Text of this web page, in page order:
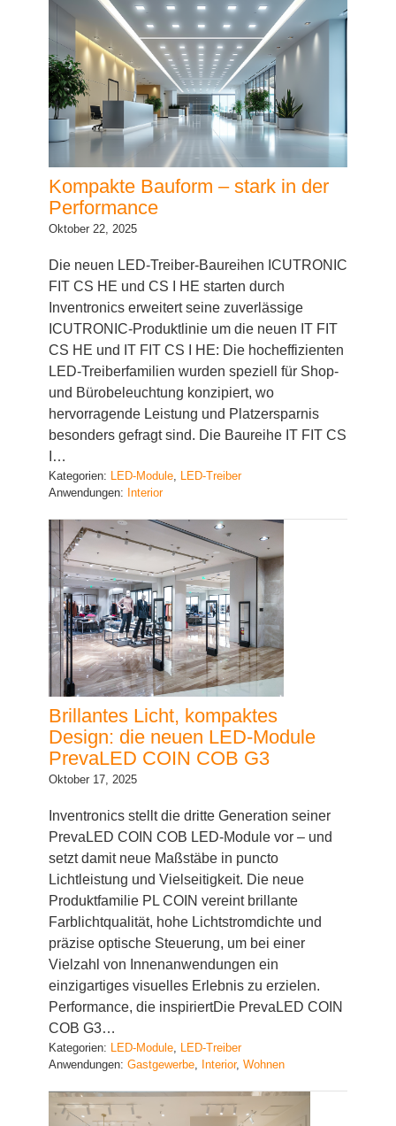
Kompakte Bauform – stark in der
Performance
Oktober 22, 2025
Die neuen LED-Treiber-Baureihen ICUTRONIC
FIT CS HE und CS I HE starten durch
Inventronics erweitert seine zuverlässige
ICUTRONIC-Produktlinie um die neuen IT FIT
CS HE und IT FIT CS I HE: Die hocheffizienten
LED-Treiberfamilien wurden speziell für Shop-
und Bürobeleuchtung konzipiert, wo
hervorragende Leistung und Platzersparnis
besonders gefragt sind. Die Baureihe IT FIT CS
I…
Kategorien: LED-Module, LED-Treiber
Anwendungen: Interior
Brillantes Licht, kompaktes
Design: die neuen LED-Module
PrevaLED COIN COB G3
Oktober 17, 2025
Inventronics stellt die dritte Generation seiner
PrevaLED COIN COB LED-Module vor – und
setzt damit neue Maßstäbe in puncto
Lichtleistung und Vielseitigkeit. Die neue
Produktfamilie PL COIN vereint brillante
Farblichtqualität, hohe Lichtstromdichte und
präzise optische Steuerung, um bei einer
Vielzahl von Innenanwendungen ein
einzigartiges visuelles Erlebnis zu erzielen.
Performance, die inspiriertDie PrevaLED COIN
COB G3…
Kategorien: LED-Module, LED-Treiber
Anwendungen: Gastgewerbe, Interior, Wohnen